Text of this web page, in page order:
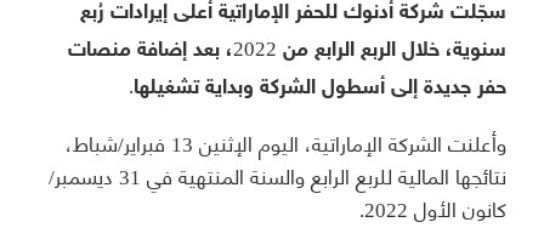
سجّلت شركة أدنوك للحفر الإماراتية أعلى إيرادات رُبع
سنوية، خلال الربع الرابع من 2022، بعد إضافة منصات
حفر جديدة إلى أسطول الشركة وبداية تشغيلها.
وأعلنت الشركة الإماراتية، اليوم الإثنين 13 فبراير/شباط،
نتائجها المالية للربع الرابع والسنة المنتهية في 31 ديسمبر/
كانون الأول 2022.